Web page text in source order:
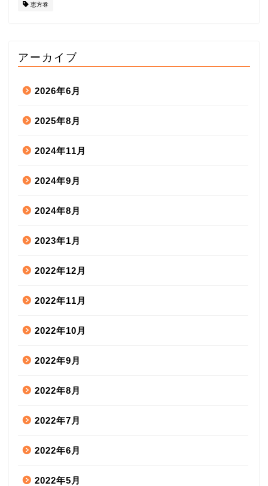
恵方巻
アーカイブ
2026年6月
2025年8月
2024年11月
2024年9月
2024年8月
2023年1月
2022年12月
2022年11月
2022年10月
2022年9月
2022年8月
2022年7月
2022年6月
2022年5月